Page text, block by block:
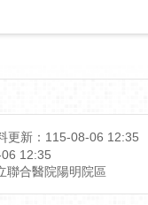
更新： 115-08-06 12:35
12:35
聯合醫院陽明院區